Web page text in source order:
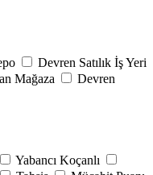
Devren Satılık İş Yeri
Mağaza
Devren
Yabancı Koçanlı